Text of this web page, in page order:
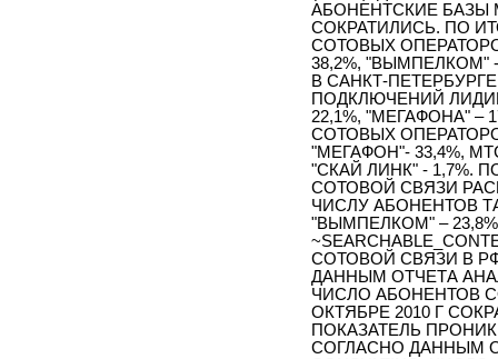
АБОНЕНТСКИЕ БАЗЫ
СОКРАТИЛИСЬ. ПО
СОТОВЫХ
38,2%, "ВЫМПЕЛКОМ" -
В САНКТ-
ПОДКЛЮЧЕНИЙ
22,1%, "МЕГАФОНА"
СОТОВЫХ
"МЕГАФОН"- 33,4%,
"СКАЙ ЛИНК" - 1,7%.
СОТОВОЙ СВЯЗИ
ЧИСЛУ АБОНЕНТОВ
"ВЫМПЕЛКОМ" –
СОТОВОЙ СВЯЗИ В
ДАННЫМ ОТЧЕТА
ЧИСЛО АБОНЕНТОВ
ОКТЯБРЕ 2010 Г
ПОКАЗАТЕЛЬ
СОГЛАСНО ДАННЫМ